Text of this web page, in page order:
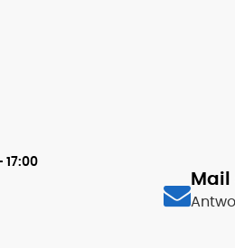
17:00
Mail